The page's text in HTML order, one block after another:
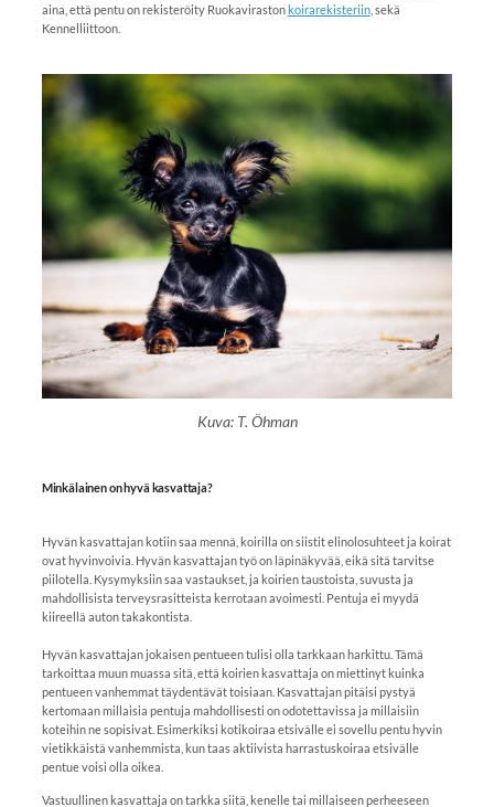
aina, että pentu on rekisteröity Ruokavirastonkoirarekisteriin, sekä
Kennelliittoon.
Kuva: T. Öhman
Minkälainen on hyvä kasvattaja?
Hyvän kasvattajan kotiin saa mennä, koirilla on siistit elinolosuhteet ja koirat
ovat hyvinvoivia. Hyvän kasvattajan työ on läpinäkyvää, eikä sitä tarvitse
piilotella. Kysymyksiin saa vastaukset, ja koirien taustoista, suvusta ja
mahdollisista terveysrasitteista kerrotaan avoimesti. Pentuja ei myydä
kiireellä auton takakontista.
Hyvän kasvattajan jokaisen pentueen tulisi olla tarkkaan harkittu. Tämä
tarkoittaa muun muassa sitä, että koirien kasvattaja on miettinyt kuinka
pentueen vanhemmat täydentävät toisiaan. Kasvattajan pitäisi pystyä
kertomaan millaisia pentuja mahdollisesti on odotettavissa ja millaisiin
koteihin ne sopisivat. Esimerkiksi kotikoiraa etsivälle ei sovellu pentu hyvin
vietikkäistä vanhemmista, kun taas aktiivista harrastuskoiraa etsivälle
pentue voisi olla oikea.
Vastuullinen kasvattaja on tarkka siitä, kenelle tai millaiseen perheeseen